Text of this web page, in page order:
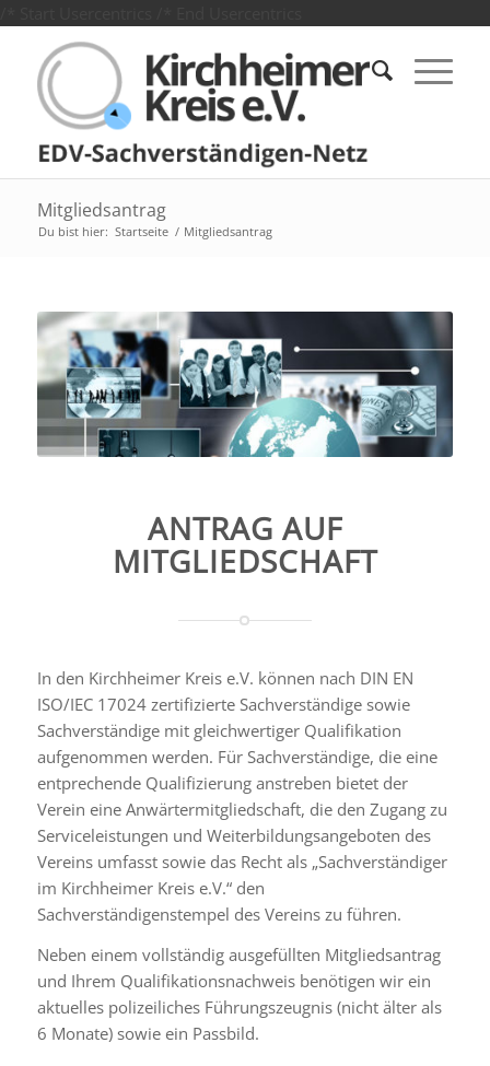
Mitgliedsantrag
Du bist hier: Startseite / Mitgliedsantrag
ANTRAG AUF
MITGLIEDSCHAFT
In den Kirchheimer Kreis e.V. können nach DIN EN
ISO/IEC 17024 zertifizierte Sachverständige sowie
Sachverständige mit gleichwertiger Qualifikation
aufgenommen werden. Für Sachverständige, die eine
entprechende Qualifizierung anstreben bietet der
Verein eine Anwärtermitgliedschaft, die den Zugang zu
Serviceleistungen und Weiterbildungsangeboten des
Vereins umfasst sowie das Recht als „Sachverständiger
im Kirchheimer Kreis e.V.“ den
Sachverständigenstempel des Vereins zu führen.
Neben einem vollständig ausgefüllten Mitgliedsantrag
und Ihrem Qualifikationsnachweis benötigen wir ein
aktuelles polizeiliches Führungszeugnis (nicht älter als
6 Monate) sowie ein Passbild.